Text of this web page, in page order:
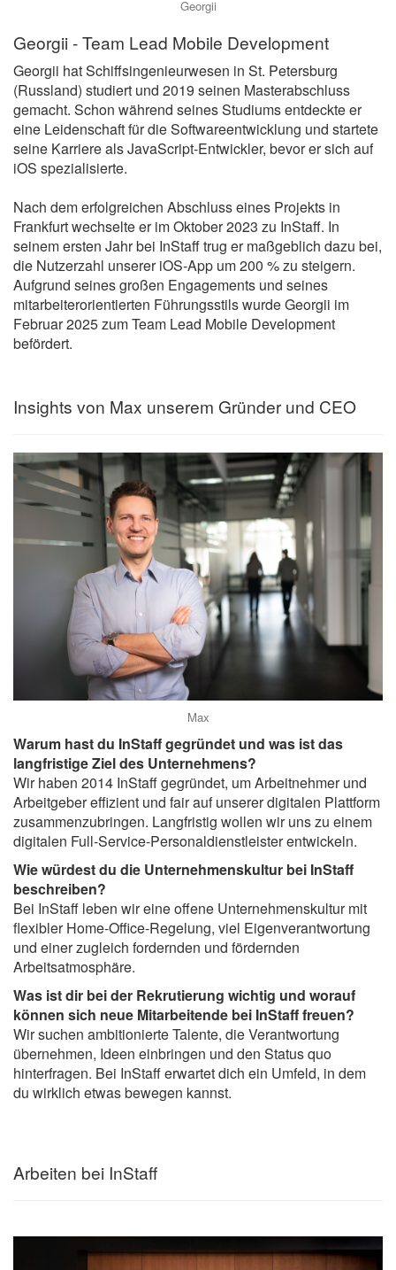
Georgii
Georgii - Team Lead Mobile Development
Georgii hat Schiffsingenieurwesen in St. Petersburg
(Russland) studiert und 2019 seinen Masterabschluss
gemacht. Schon während seines Studiums entdeckte er
eine Leidenschaft für die Softwareentwicklung und startete
seine Karriere als JavaScript-Entwickler, bevor er sich auf
iOS spezialisierte.
Nach dem erfolgreichen Abschluss eines Projekts in
Frankfurt wechselte er im Oktober 2023 zu InStaff. In
seinem ersten Jahr bei InStaff trug er maßgeblich dazu bei,
die Nutzerzahl unserer iOS-App um 200 % zu steigern.
Aufgrund seines großen Engagements und seines
mitarbeiterorientierten Führungsstils wurde Georgii im
Februar 2025 zum Team Lead Mobile Development
befördert.
Insights von Max unserem Gründer und CEO
Max
Warum hast du InStaff gegründet und was ist das
langfristige Ziel des Unternehmens?
Wir haben 2014 InStaff gegründet, um Arbeitnehmer und
Arbeitgeber effizient und fair auf unserer digitalen Plattform
zusammenzubringen. Langfristig wollen wir uns zu einem
digitalen Full-Service-Personaldienstleister entwickeln.
Wie würdest du die Unternehmenskultur bei InStaff
beschreiben?
Bei InStaff leben wir eine offene Unternehmenskultur mit
flexibler Home-Office-Regelung, viel Eigenverantwortung
und einer zugleich fordernden und fördernden
Arbeitsatmosphäre.
Was ist dir bei der Rekrutierung wichtig und worauf
können sich neue Mitarbeitende bei InStaff freuen?
Wir suchen ambitionierte Talente, die Verantwortung
übernehmen, Ideen einbringen und den Status quo
hinterfragen. Bei InStaff erwartet dich ein Umfeld, in dem
du wirklich etwas bewegen kannst.
Arbeiten bei InStaff